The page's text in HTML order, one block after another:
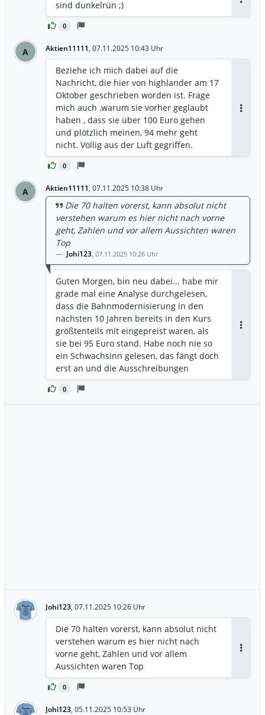
0
sind dunkelrün ;)
A Aktien11111, 07.11.2025 10:43 Uhr
0
Beziehe ich mich dabei auf die
Nachricht, die hier von highlander am 17
Oktober geschrieben worden ist. Frage
mich auch ,warum sie vorher geglaubt
haben , dass sie über 100 Euro gehen
und plötzlich meinen, 94 mehr geht
nicht. Völlig aus der Luft gegriffen.
A Aktien11111, 07.11.2025 10:38 Uhr
0
Die 70 halten vorerst, kann absolut nicht
verstehen warum es hier nicht nach vorne
geht, Zahlen und vor allem Aussichten waren
Top
Johi123, 07.11.2025 10:26 Uhr
Guten Morgen, bin neu dabei... habe mir
grade mal eine Analyse durchgelesen,
dass die Bahnmodernisierung in den
nächsten 10 Jahren bereits in den Kurs
größtenteils mit eingepreist waren, als
sie bei 95 Euro stand. Habe noch nie so
ein Schwachsinn gelesen, das fängt doch
erst an und die Ausschreibungen
werden ja für Jahr neu
rauskommen....überlege zumindest mit
einer kleinen Position
Johi123, 07.11.2025 10:26 Uhr
0
Die 70 halten vorerst, kann absolut nicht
verstehen warum es hier nicht nach
vorne geht, Zahlen und vor allem
Aussichten waren Top
Johi123, 05.11.2025 10:53 Uhr